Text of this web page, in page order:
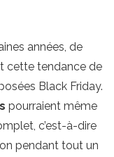
années, de
cette tendance de
Black Friday.
pourraient même
c’est-à-dire
pendant tout un